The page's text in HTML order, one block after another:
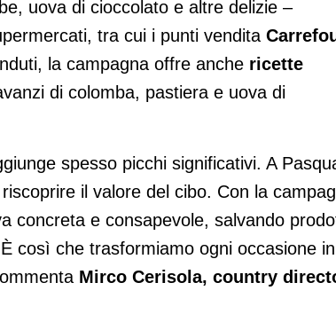
uova di cioccolato e altre delizie –
tra cui i punti vendita
la campagna offre anche ricette
di colomba, pastiera e uova di
spesso picchi significativi. A
il valore del cibo. Con la
concreta e consapevole, salvando
così che trasformiamo ogni occasione in
Mirco Cerisola, country